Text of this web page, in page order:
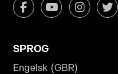
SPROG
Engelsk (GBR)